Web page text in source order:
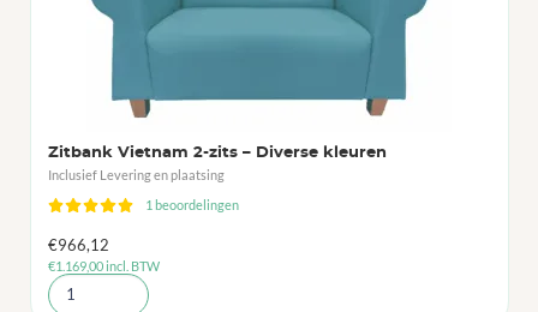
Zitbank Vietnam 2-zits – Diverse kleuren
Inclusief Levering en plaatsing
1 beoordelingen
€966,12
€1.169,00incl. BTW